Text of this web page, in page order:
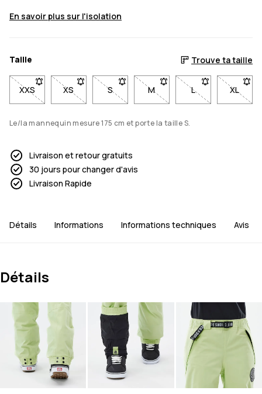
En savoir plus sur l'isolation
Taille Trouve ta taille
XXS- Taille XXS non disponible. Clique pour être averti quand
XS- Taille XS non disponible. Clique pour être averti
S- Taille S non disponible. Clique pour
M- Taille M non disponible.
L- Taille L non
XL
-
Le/la mannequin mesure 175 cm et porte la taille S.
Livraison et retour gratuits
30 jours pour changer d'avis
Livraison Rapide
Détails Informations Informations techniques Avis
Détails